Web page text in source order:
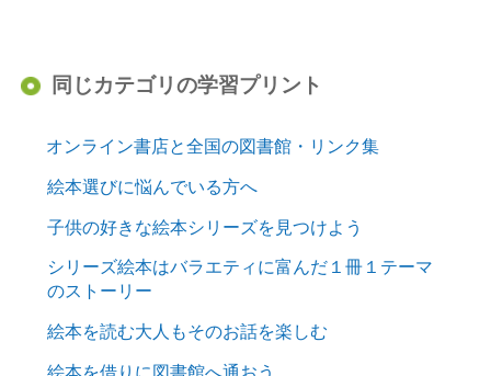
同じカテゴリの学習プリント
オンライン書店と全国の図書館・リンク集
絵本選びに悩んでいる方へ
子供の好きな絵本シリーズを見つけよう
シリーズ絵本はバラエティに富んだ１冊１テーマ
のストーリー
絵本を読む大人もそのお話を楽しむ
絵本を借りに図書館へ通おう